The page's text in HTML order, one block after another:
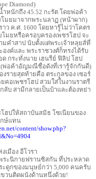
Diamond)
หนักถึง 45.52 กะรัต โดยพ่อค้า
มยมาจากพระนลาฏ (หน้าผาก)
ว ค.ศ. 1600 โดยหารู้ไม่ว่าโคตร
มยหรือครอบครองเพชรโฮป จะ
มคําสาป นับตั้งแต่พระเจ้าหลุยส์ที่
งค์และ พระราชวงศ์ก็ทรงได้รับ
กระทั่งนาย เฮนรีย์ ฟิลิป โฮป
(พ่อค้าอัญมณีชื่อดังที่เรารู้จักกันดี)
รายสุดท้ายคือ ตระกูลของ เซอร์
คอเพชรโฮป สวมใส่ในงานราตรี
ลับ สามีกลายเป็นบ้าและต้องหย่า
ฮปให้สถาบันสมิธ โซเนียนของ
กษ์แทน
content/show.php?
เมือง อีโวรา
ระนิกายฟรานซิสกัน ที่ประหลาด
ดูกของมนุษย์กว่า 5,000 คนครับ
วนติดผนังด้านหนึ่งด้วย!